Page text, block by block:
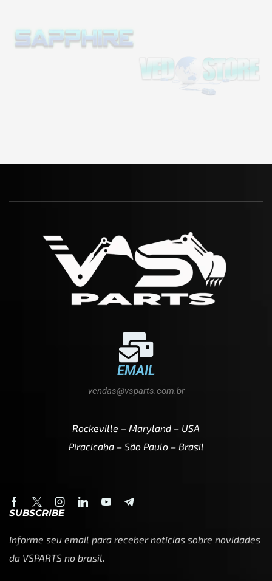
EMAIL
vendas@vsparts.com.br
Rockeville – Maryland – USA
Piracicaba – São Paulo – Brasil
SUBSCRIBE
Informe seu email para receber notícias sobre novidades
da VSPARTS no brasil.